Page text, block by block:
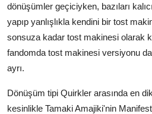
dönüşümler geçiciyken, bazıları
yapıp yanlışlıkla kendini bir tost
sonsuza kadar tost makinesi olarak
fandomda tost makinesi versiyonu da
ayrı.
Dönüşüm tipi Quirkler arasında en
kesinlikle Tamaki Amajiki'nin